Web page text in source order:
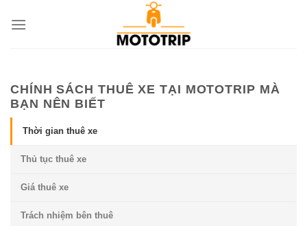
đến
CHÍNH SÁCH THUÊ XE TẠI MOTOTRIP MÀ
BẠN NÊN BIẾT
Thời gian thuê xe
Thủ tục thuê xe
Giá thuê xe
Trách nhiệm bên thuê